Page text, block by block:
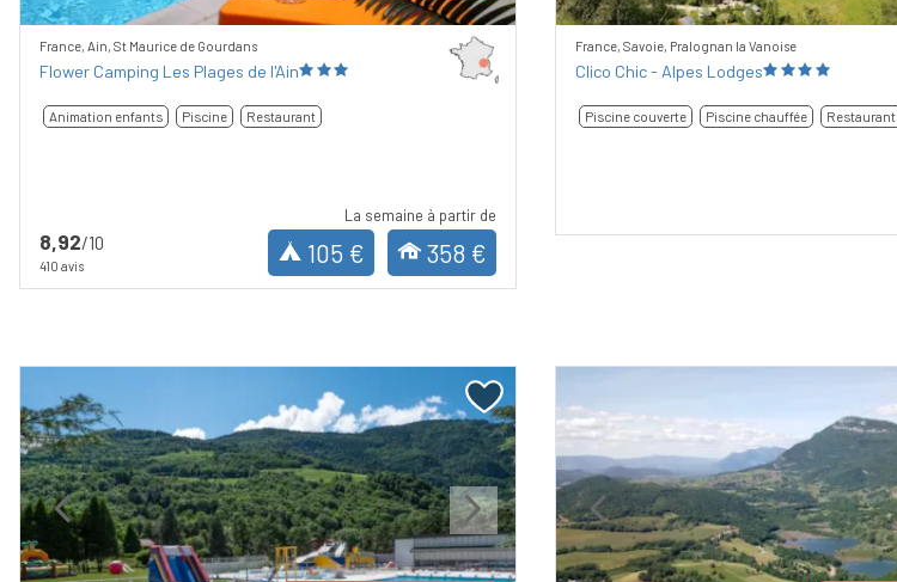
France, Ain, St Maurice de Gourdans
Flower Camping Les Plages de l'Ain
Animation enfants Piscine Restaurant
8,92/10
410 avis
La semaine à partir de
105 € 358 €
France, Savoie, Pralognan la Vanoise
Clico Chic - Alpes Lodges
Piscine couverte Piscine chauffée Restaurant
Previous Next Previous